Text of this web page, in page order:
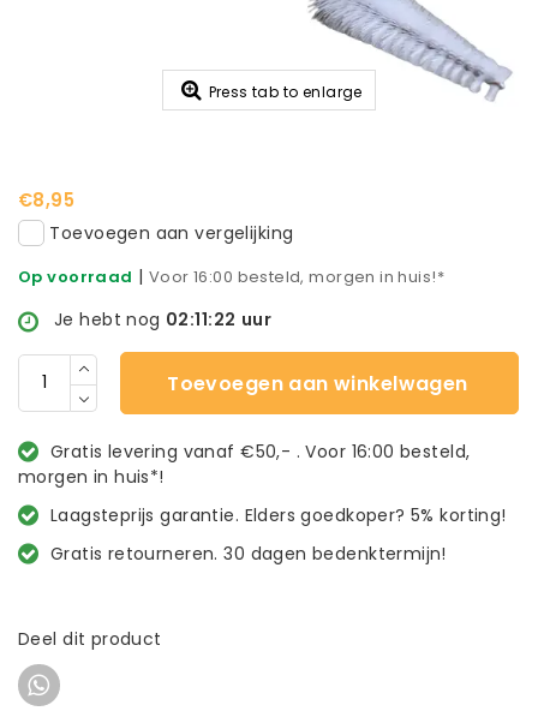
Press tab to enlarge
€8,95
Toevoegen aan vergelijking
Op voorraad | Voor 16:00 besteld, morgen in huis!*
Je hebt nog 02:11:22 uur
Toevoegen aan winkelwagen
Gratis levering vanaf €50,- . Voor 16:00 besteld,
morgen in huis*!
Laagsteprijs garantie. Elders goedkoper? 5% korting!
Gratis retourneren. 30 dagen bedenktermijn!
Deel dit product